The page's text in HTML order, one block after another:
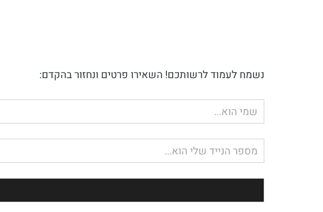
נשמח לעמוד לרשותכם! השאירו פרטים ונחזור בהקדם:
שם
מלא
טלפון